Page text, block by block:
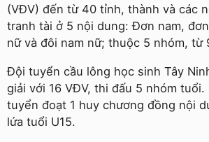
(VĐV) đến từ 40 tỉnh, thành và các
tranh tài ở 5 nội dung: Đơn nam,
nữ và đôi nam nữ; thuộc 5 nhóm, từ
Đội tuyển cầu lông học sinh Tây
giải với 16 VĐV, thi đấu 5 nhóm
tuyển đoạt 1 huy chương đồng nội
lứa tuổi U15.